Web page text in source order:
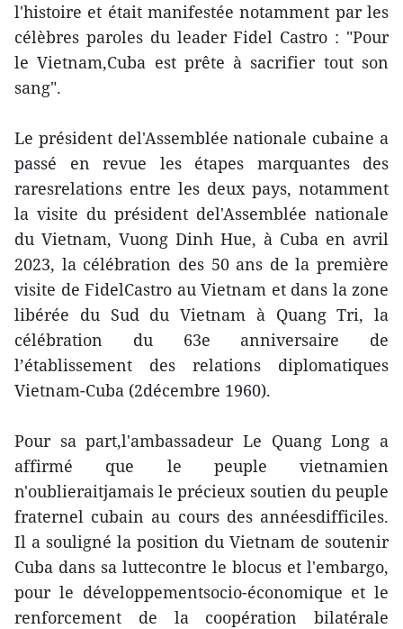
l'histoire et était manifestée notamment par les
célèbres paroles du leader Fidel Castro : "Pour
le Vietnam,Cuba est prête à sacrifier tout son
sang".
Le président del'Assemblée nationale cubaine a
passé en revue les étapes marquantes des
raresrelations entre les deux pays, notamment
la visite du président del'Assemblée nationale
du Vietnam, Vuong Dinh Hue, à Cuba en avril
2023, la célébration des 50 ans de la première
visite de FidelCastro au Vietnam et dans la zone
libérée du Sud du Vietnam à Quang Tri, la
célébration du 63e anniversaire de
l’établissement des relations diplomatiques
Vietnam-Cuba (2décembre 1960).
Pour sa part,l'ambassadeur Le Quang Long a
affirmé que le peuple vietnamien
n'oublieraitjamais le précieux soutien du peuple
fraternel cubain au cours des annéesdifficiles.
Il a souligné la position du Vietnam de soutenir
Cuba dans sa luttecontre le blocus et l'embargo,
pour le développementsocio-économique et le
renforcement de la coopération bilatérale